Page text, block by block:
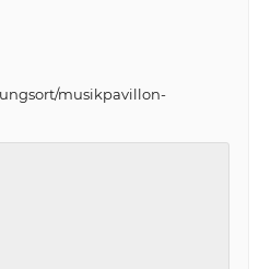
musikpavillon-